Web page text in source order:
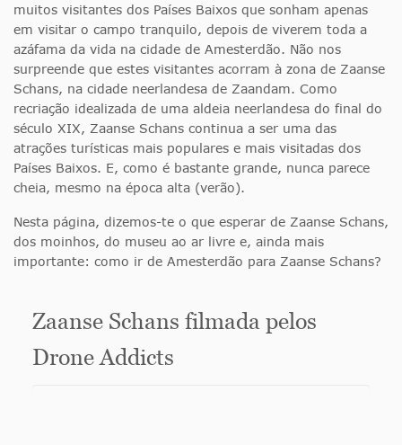
muitos visitantes dos Países Baixos que sonham apenas
em visitar o campo tranquilo, depois de viverem toda a
azáfama da vida na cidade de Amesterdão. Não nos
surpreende que estes visitantes acorram à zona de Zaanse
Schans, na cidade neerlandesa de Zaandam. Como
recriação idealizada de uma aldeia neerlandesa do final do
século XIX, Zaanse Schans continua a ser uma das
atrações turísticas mais populares e mais visitadas dos
Países Baixos. E, como é bastante grande, nunca parece
cheia, mesmo na época alta (verão).
Nesta página, dizemos-te o que esperar de Zaanse Schans,
dos moinhos, do museu ao ar livre e, ainda mais
importante: como ir de Amesterdão para Zaanse Schans?
Zaanse Schans filmada pelos
Drone Addicts